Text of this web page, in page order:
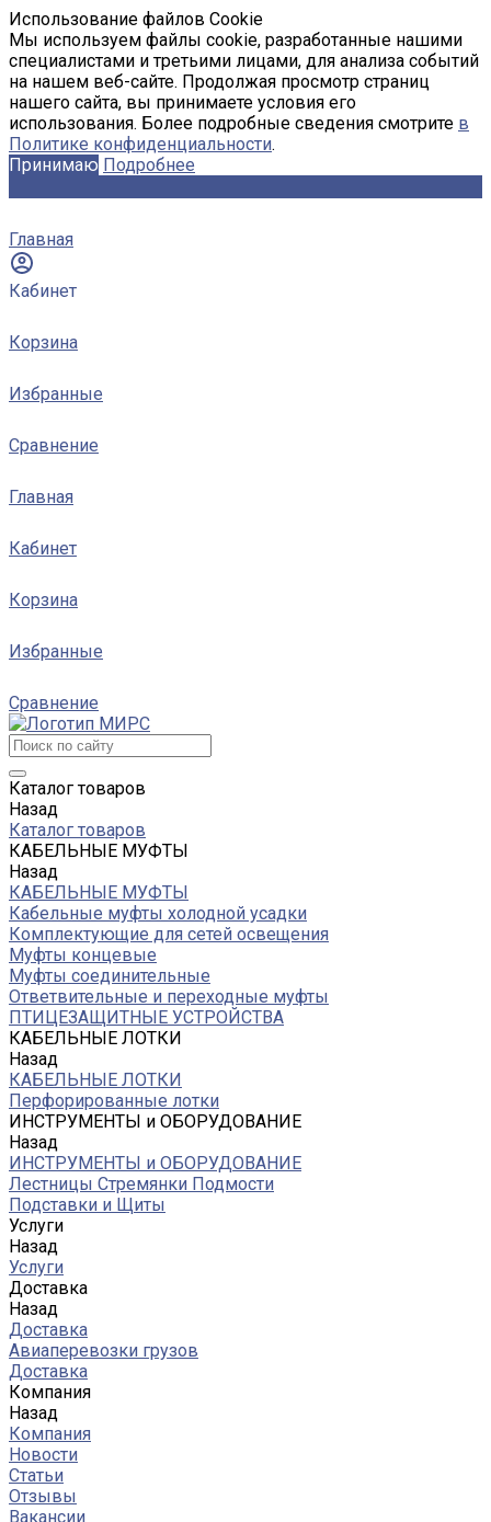
Использование файлов Cookie
Мы используем файлы cookie, разработанные нашими
специалистами и третьими лицами, для анализа событий
на нашем веб-сайте. Продолжая просмотр страниц
нашего сайта, вы принимаете условия его
использования. Более подробные сведения смотрите в
Политике конфиденциальности.
Принимаю Подробнее
Главная
Кабинет
Корзина
Избранные
Сравнение
Главная
Кабинет
Корзина
Избранные
Сравнение
Каталог товаров
Назад
Каталог товаров
КАБЕЛЬНЫЕ МУФТЫ
Назад
КАБЕЛЬНЫЕ МУФТЫ
Кабельные муфты холодной усадки
Комплектующие для сетей освещения
Муфты концевые
Муфты соединительные
Ответвительные и переходные муфты
ПТИЦЕЗАЩИТНЫЕ УСТРОЙСТВА
КАБЕЛЬНЫЕ ЛОТКИ
Назад
КАБЕЛЬНЫЕ ЛОТКИ
Перфорированные лотки
ИНСТРУМЕНТЫ и ОБОРУДОВАНИЕ
Назад
ИНСТРУМЕНТЫ и ОБОРУДОВАНИЕ
Лестницы Стремянки Подмости
Подставки и Щиты
Услуги
Назад
Услуги
Доставка
Назад
Доставка
Авиаперевозки грузов
Доставка
Компания
Назад
Компания
Новости
Статьи
Отзывы
Вакансии